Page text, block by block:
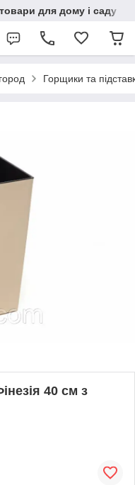
для дому і саду
Горщики та
40 см з